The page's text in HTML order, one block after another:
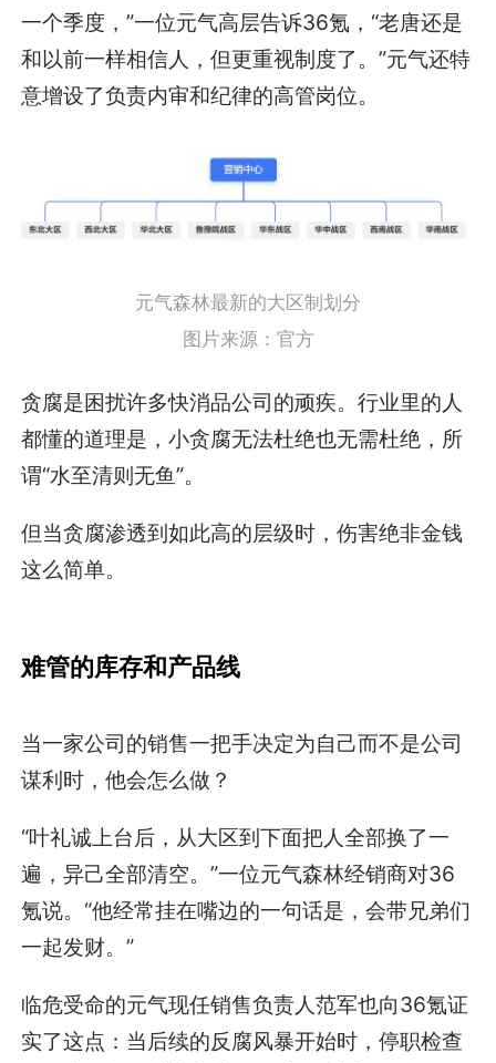
一个季度，”一位元气高层告诉36氪，“老唐还是
和以前一样相信人，但更重视制度了。”元气还特
意增设了负责内审和纪律的高管岗位。
元气森林最新的大区制划分
图片来源：官方
贪腐是困扰许多快消品公司的顽疾。行业里的人
都懂的道理是，小贪腐无法杜绝也无需杜绝，所
谓“水至清则无鱼”。
但当贪腐渗透到如此高的层级时，伤害绝非金钱
这么简单。
难管的库存和产品线
当一家公司的销售一把手决定为自己而不是公司
谋利时，他会怎么做？
“叶礼诚上台后，从大区到下面把人全部换了一
遍，异己全部清空。”一位元气森林经销商对36
氪说。“他经常挂在嘴边的一句话是，会带兄弟们
一起发财。”
临危受命的元气现任销售负责人范军也向36氪证
实了这点：当后续的反腐风暴开始时，停职检查